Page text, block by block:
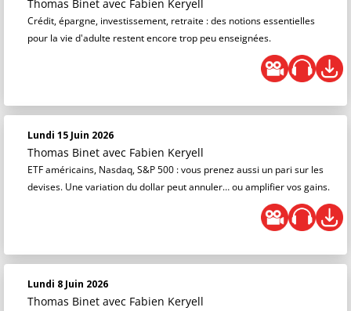
Thomas Binet avec Fabien Keryell
Crédit, épargne, investissement, retraite : des notions essentielles
pour la vie d'adulte restent encore trop peu enseignées.
Lundi 15 Juin 2026
Thomas Binet avec Fabien Keryell
ETF américains, Nasdaq, S&P 500 : vous prenez aussi un pari sur les
devises. Une variation du dollar peut annuler… ou amplifier vos gains.
Lundi 8 Juin 2026
Thomas Binet avec Fabien Keryell